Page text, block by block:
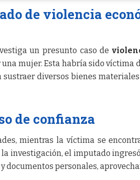
de violencia
un presunto caso de
mujer. Esta habría sido víctima
diversos bienes
de confianza
mientras la víctima se
la investigación, el imputado
documentos personales,